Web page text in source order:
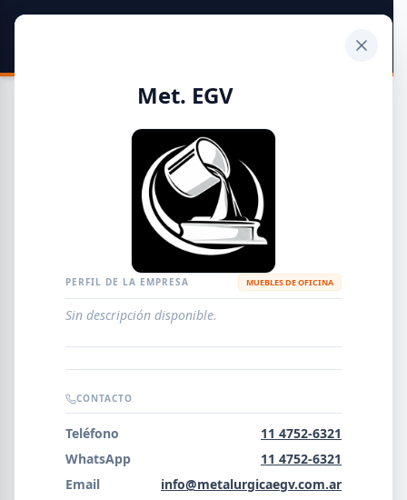
Guía de Empresas Metalúrgicas y Siderúrgicas
METALÚRGICAS
EMPRESAS AGREGAR EMPRESA
Error al cargar empresas.
Met. EGV
PERFIL DE LA EMPRESA MUEBLES DE OFICINA
Sin descripción disponible.
CONTACTO
Teléfono
11 4752-6321
WhatsApp
11 4752-6321
Email
info@metalurgicaegv.com.ar